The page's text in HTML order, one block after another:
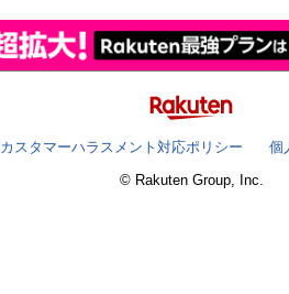
カスタマーハラスメント対応ポリシー
個
© Rakuten Group, Inc.